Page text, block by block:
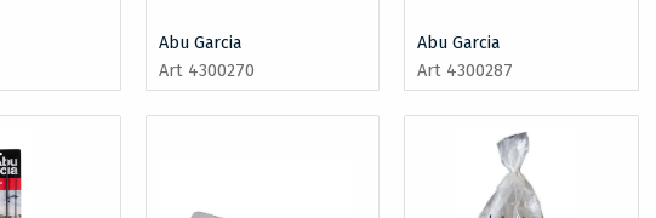
Abu Garcia
Art 4300270
Abu Garcia
Art 4300287